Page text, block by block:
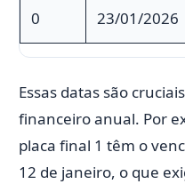
0 23/01/2026
Essas datas são
financeiro anual. Por
placa final 1 têm o
12 de janeiro, o que